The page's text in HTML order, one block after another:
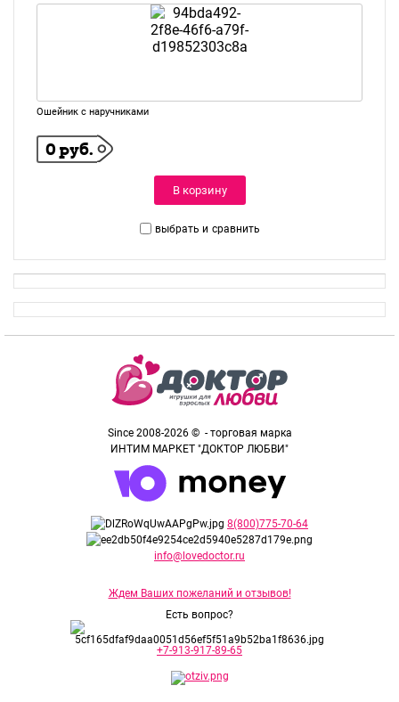
Ошейник с наручниками
0 руб.
В корзину
выбрать и сравнить
Since 2008-2026 © - торговая марка
ИНТИМ МАРКЕТ "ДОКТОР ЛЮБВИ"
8(800)775-70-64
info@lovedoctor.ru
Ждем Ваших пожеланий и отзывов!
Есть вопрос?
+7-913-917-89-65